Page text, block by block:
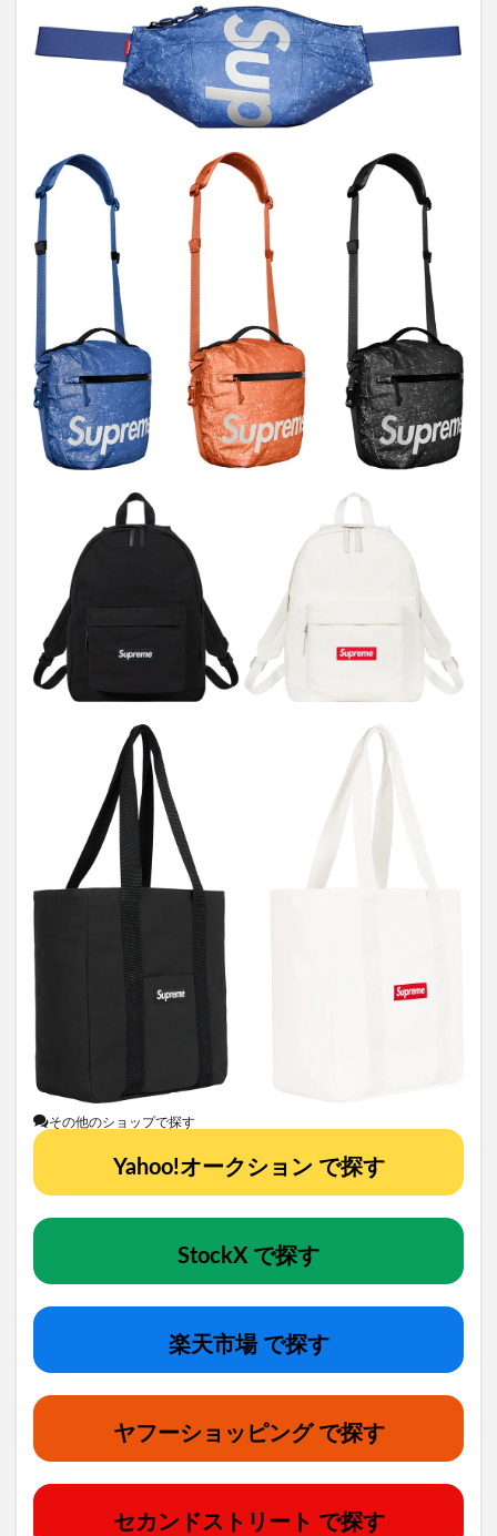
その他のショップで探す
Yahoo!オークション で探す
StockX で探す
楽天市場 で探す
ヤフーショッピング で探す
セカンドストリート で探す